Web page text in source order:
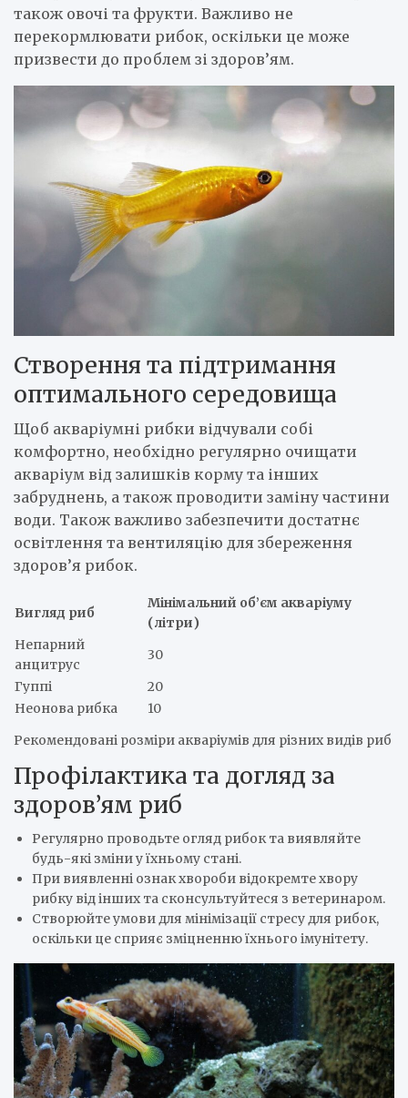
також овочі та фрукти. Важливо не
перекормлювати рибок, оскільки це може
призвести до проблем зі здоров’ям.
Створення та підтримання
оптимального середовища
Щоб акваріумні рибки відчували собі
комфортно, необхідно регулярно очищати
акваріум від залишків корму та інших
забруднень, а також проводити заміну частини
води. Також важливо забезпечити достатнє
освітлення та вентиляцію для збереження
здоров’я рибок.
Рекомендовані розміри акваріумів для різних видів риб
Вигляд риб
Мінімальний об’єм акваріуму
(літри)
Непарний
анцитрус
30
Гуппі
20
Неонова рибка
10
Профілактика та догляд за
здоров’ям риб
Регулярно проводьте огляд рибок та виявляйте
будь-які зміни у їхньому стані.
При виявленні ознак хвороби відокремте хвору
рибку від інших та сконсультуйтеся з ветеринаром.
Створюйте умови для мінімізації стресу для рибок,
оскільки це сприяє зміцненню їхнього імунітету.